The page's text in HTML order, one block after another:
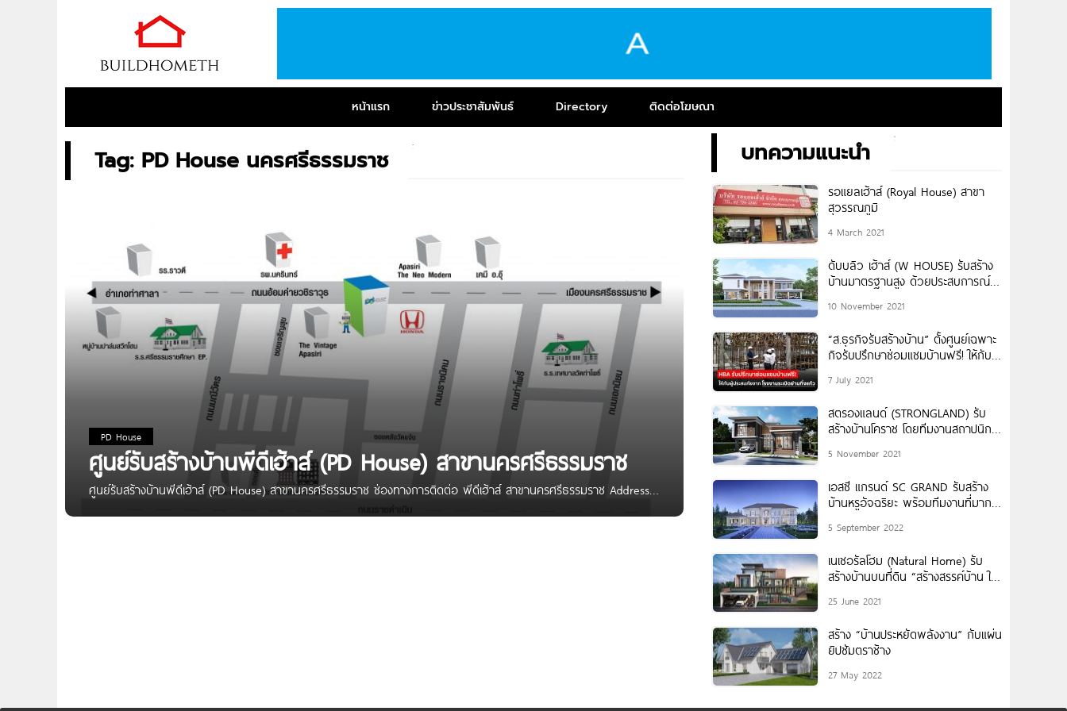
หน้าแรก ข่าวประชาสัมพันธ์ Directory ติดต่อโฆษณา
Tag: PD House นครศรีธรรมราช
PD House
ศูนย์รับสร้างบ้านพีดีเฮ้าส์ (PD House) สาขานครศรีธรรมราช
ศูนย์รับสร้างบ้านพีดีเฮ้าส์ (PD House) สาขานครศรีธรรมราช ช่องทางการติดต่อ พีดีเฮ้าส์ สาขานครศรีธรรมราช Address
บทความแนะนำ
รอแยลเฮ้าส์ (Royal House) สาขา
สุวรรณภูมิ
4 March 2021
ดับบลิว เฮ้าส์ (W HOUSE) รับสร้าง
บ้านมาตรฐานสูง ด้วยประสบการณ์
10 November 2021
“ส.ธุรกิจรับสร้างบ้าน” ตั้งศูนย์เฉพาะ
กิจรับปรึกษาซ่อมแซมบ้านฟรี! ให้กับผู้
7 July 2021
สตรองแลนด์ (STRONGLAND) รับ
สร้างบ้านโคราช โดยทีมงานสถาปนิก
5 November 2021
เอสซี แกรนด์ SC GRAND รับสร้าง
บ้านหรูอัจฉริยะ พร้อมทีมงานที่มาก
ในการสร้างบ้านจาก SEACON
5 September 2022
เนเชอรัลโฮม (Natural Home) รับ
สร้างบ้านบนที่ดิน “สร้างสรรค์บ้าน ใน
25 June 2021
สร้าง “บ้านประหยัดพลังงาน” กับแผ่น
ยิปซัมตราช้าง
27 May 2022